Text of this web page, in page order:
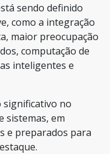
sendo definido
como a integração
maior preocupação
computação de
inteligentes e
significativo no
sistemas, em
e preparados para